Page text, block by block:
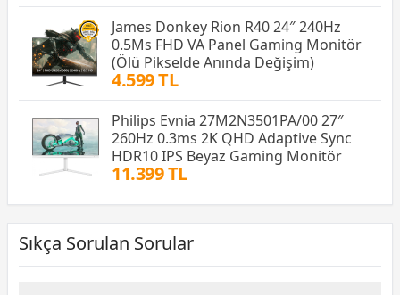
James Donkey Rion R40 24″ 240Hz
0.5Ms FHD VA Panel Gaming Monitör
(Ölü Pikselde Anında Değişim)
4.599 TL
Philips Evnia 27M2N3501PA/00 27″
260Hz 0.3ms 2K QHD Adaptive Sync
HDR10 IPS Beyaz Gaming Monitör
11.399 TL
Sıkça Sorulan Sorular